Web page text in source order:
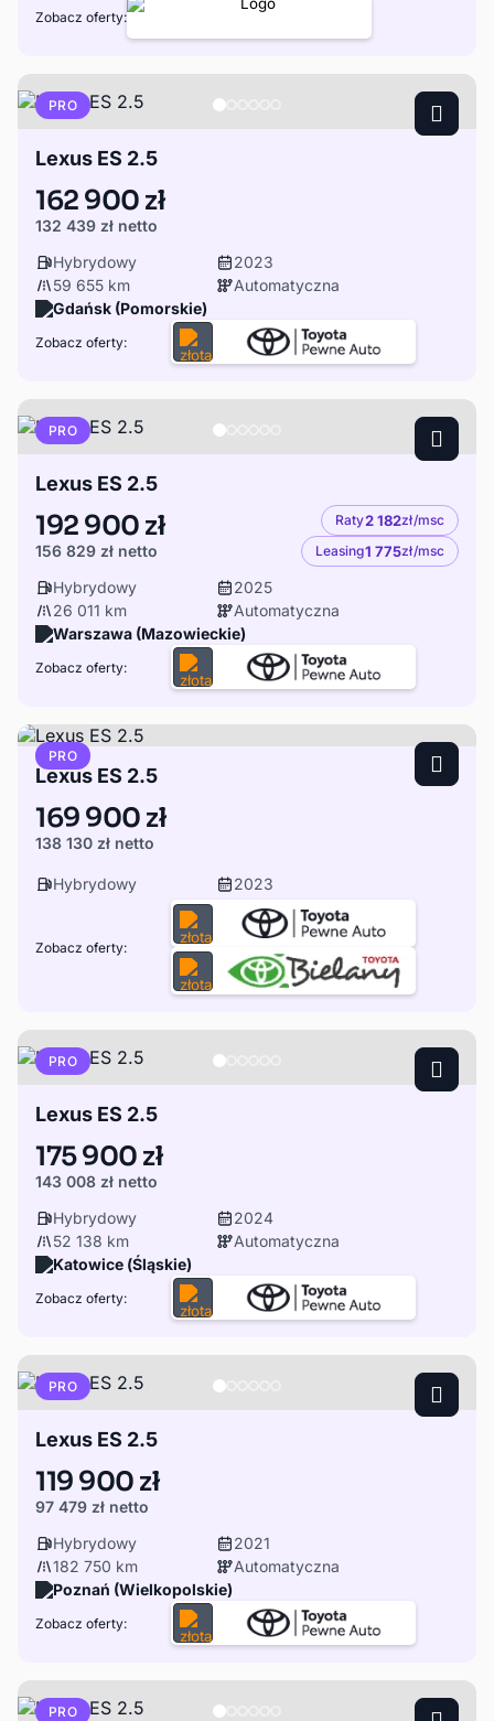
Zobacz oferty:
PRO
Lexus ES 2.5
162 900 zł
132 439 zł netto
Hybrydowy
2023
59 655 km
Automatyczna
Gdańsk (Pomorskie)
Zobacz oferty:
PRO
Lexus ES 2.5
192 900 zł
156 829 zł netto
Raty2 182zł/msc
Leasing1 775zł/msc
Hybrydowy
2025
26 011 km
Automatyczna
Warszawa (Mazowieckie)
Zobacz oferty:
PRO
Lexus ES 2.5
169 900 zł
138 130 zł netto
Hybrydowy 2023
Zobacz oferty:
PRO
Lexus ES 2.5
175 900 zł
143 008 zł netto
Hybrydowy
2024
52 138 km
Automatyczna
Katowice (Śląskie)
Zobacz oferty:
PRO
Lexus ES 2.5
119 900 zł
97 479 zł netto
Hybrydowy
2021
182 750 km
Automatyczna
Poznań (Wielkopolskie)
Zobacz oferty:
PRO